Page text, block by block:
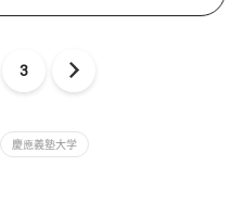
3
慶應義塾大学